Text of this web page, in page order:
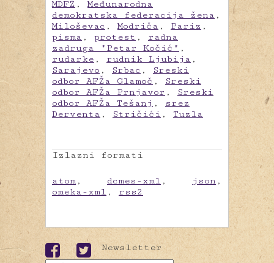
MDFŽ ,Međunarodna
demokratska federacija žena ,
Miloševac ,Modriča , Pariz ,
pisma , protest , radna
zadruga "Petar Kočić" ,
rudarke , rudnik Ljubija ,
Sarajevo , Srbac ,
Sreski
odbor AFŽa Glamoč ,
Sreski
odbor AFŽa Prnjavor ,
Sreski
odbor AFŽa Tešanj ,
srez
Derventa , Stričići , Tuzla
Izlazni formati
atom , dcmes-xml , json ,
omeka-xml , rss2
Newsletter